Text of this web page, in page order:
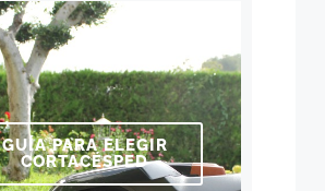
GUÍA PARA ELEGIR
CORTACÉSPED